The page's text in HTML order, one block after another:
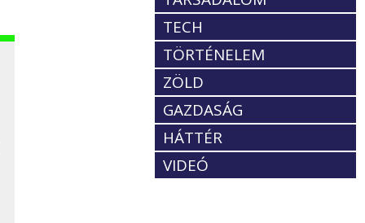
TECH
TÖRTÉNELEM
ZÖLD
GAZDASÁG
HÁTTÉR
VIDEÓ